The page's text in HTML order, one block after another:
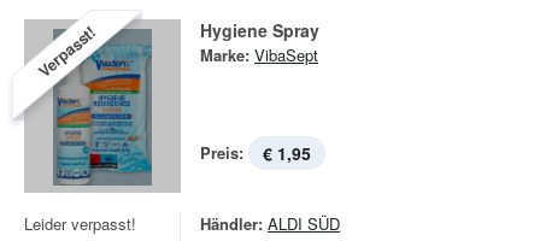
Verpasst! Hygiene Spray
Marke: VibaSept
Preis: € 1,95
Leider verpasst!
Händler: ALDI SÜD